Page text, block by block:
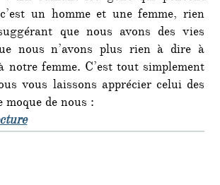
un homme et une femme, rien
que nous avons des vies
nous n’avons plus rien à dire à
femme. C’est tout simplement
vous laissons apprécier celui des
de nous :
de « Les sodomites d’Act Up se